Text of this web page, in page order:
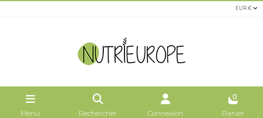
EUR €
Menu Rechercher Connexion
0
Panier